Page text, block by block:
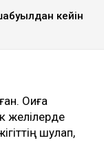
кейін
Оқиға
желілерде
шулап,